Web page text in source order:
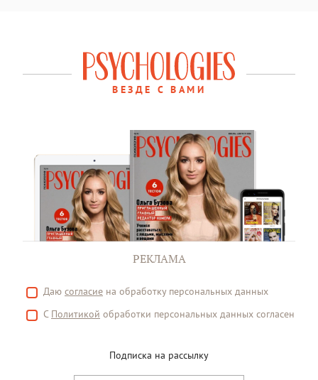
ВЕЗДЕ С ВАМИ
РЕКЛАМА
Даю согласие на обработку персональных данных
С Политикой обработки персональных данных согласен
Подписка на рассылку